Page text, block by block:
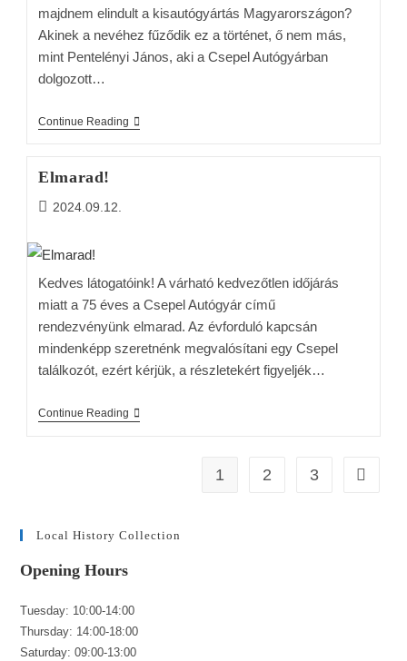
majdnem elindult a kisautógyártás Magyarországon?
Akinek a nevéhez fűződik ez a történet, ő nem más,
mint Pentelényi János, aki a Csepel Autógyárban
dolgozott…
Continue Reading
Elmarad!
2024.09.12.
Kedves látogatóink! A várható kedvezőtlen időjárás
miatt a 75 éves a Csepel Autógyár című
rendezvényünk elmarad. Az évforduló kapcsán
mindenképp szeretnénk megvalósítani egy Csepel
találkozót, ezért kérjük, a részletekért figyeljék…
Continue Reading
1 2 3
Local History Collection
Opening Hours
Tuesday: 10:00-14:00
Thursday: 14:00-18:00
Saturday: 09:00-13:00